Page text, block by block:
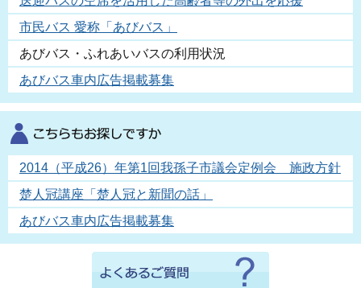
市民バス 愛称「あびバス」
あびバス・ふれあいバスの利用状況
あびバス車内広告掲載募集
2014（平成26）年第1回我孫子市議会定例会 施政方針
楚人冠講座「楚人冠と新聞の話」
あびバス車内広告掲載募集